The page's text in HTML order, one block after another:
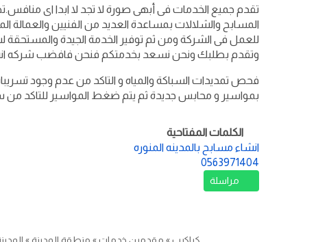
تقدم جميع الخدمات فى أبهى صورة لا تجد لا ابدا اى
المسابح والشلالات بمساعدة العديد من الفنيين والعمالة
للعمل فى الشركة ومن ثم توفير الخدمة الجيدة
وتقدم بطلبك ونحن نسعد بخدمتكم فنحن فافضب شركه
فحص تمديدات السباكة والمياه و التاكد من عدم وجود
بمواسير و محابس جديدة ثم يتم ضغط المواسير للتاكد من
الكلمات المفتاحية
انشاء مسابح بالمدينه المنوره
0563971404
مراسلة